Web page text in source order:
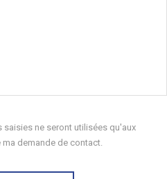
ne seront utilisées qu'aux
demande de contact.